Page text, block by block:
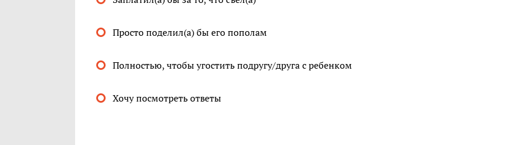
Просто поделил(а) бы его пополам
Полностью, чтобы угостить подругу/друга с ребенком
Хочу посмотреть ответы